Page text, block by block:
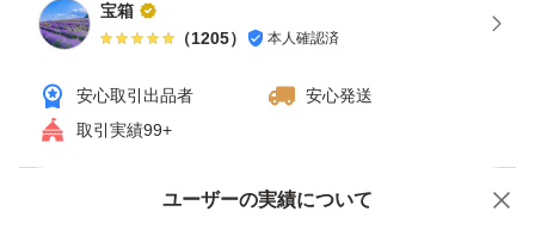
宝箱
（1205） 本人確認済
安心取引出品者
安心発送
取引実績99+
ユーザーの実績について
価格の相談 商品への質問